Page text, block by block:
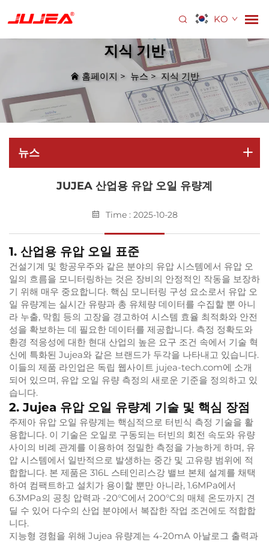
KO
지식 기반
홈페이지 > 뉴스 > 지식 기반
뉴스
JUJEA 산업용 유압 오일 유량계
Time : 2025-10-28
1. 산업용 유압 오일 표준
건설기계 및 항공우주와 같은 분야의 유압 시스템에서 유압 오
일의 흐름을 모니터링하는 것은 장비의 안정적인 작동을 보장하
기 위해 매우 중요합니다. 핵심 모니터링 구성 요소로서 유압 오
일 유량계는 실시간 유량과 총 유체량 데이터를 수집할 뿐 아니
라 누출, 막힘 등의 고장을 경고하여 시스템 효율 최적화와 안전
성을 확보하는 데 필요한 데이터를 제공합니다. 측정 정확도와
환경 적응성에 대한 현대 산업의 높은 요구 조건 속에서 기술 혁
신에 특화된 Jujea와 같은 브랜드가 두각을 나타내고 있습니다.
이들의 제품 라인업은 독립 웹사이트 jujea-tech.com에 소개
되어 있으며, 유압 오일 유량 측정의 새로운 기준을 정의하고 있
습니다.
2. Jujea 유압 오일 유량계 기술 및 핵심 장점
주제아 유압 오일 유량계는 핵심적으로 터빈식 측정 기술을 활
용합니다. 이 기술은 오일로 구동되는 터빈의 회전 속도와 유량
사이의 비례 관계를 이용하여 정밀한 측정을 가능하게 하며, 유
압 시스템에서 일반적으로 발생하는 중간 및 고유량 범위에 적
합합니다. 본 제품은 316L 스테인리스강 밸브 본체 설계를 채택
하여 컴팩트하고 설치가 용이할 뿐만 아니라, 1.6MPa에서
6.3MPa의 공칭 압력과 -20°C에서 200°C의 매체 온도까지 견
딜 수 있어 다수의 산업 분야에서 복잡한 작업 조건에도 적합합
니다.
지능형 경험을 위해 Jujea 유량계는 4-20mA 아날로그 출력과